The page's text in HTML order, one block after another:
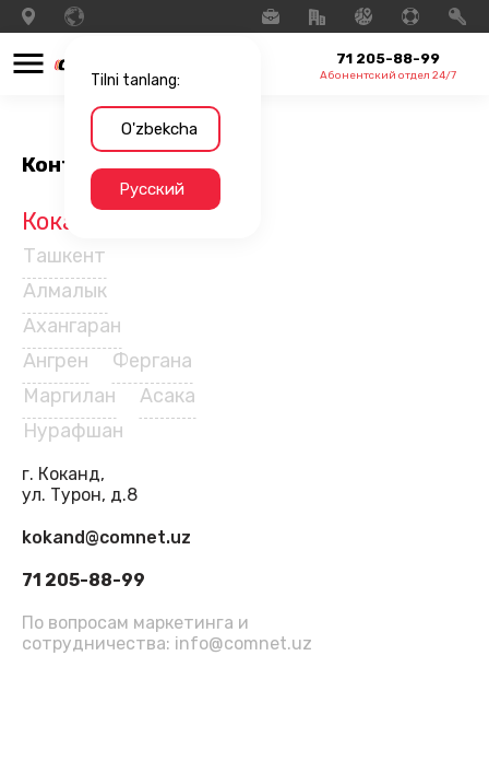
Tilni tanlang:
O'zbekcha
Русский
71 205-88-99
Абонентский отдел 24/7
Контакты
Коканд
Ташкент
Алмалык
Ахангаран
Ангрен
Фергана
Маргилан
Асака
Нурафшан
г. Коканд,
ул. Турон, д.8
kokand@comnet.uz
71 205-88-99
По вопросам маркетинга и
сотрудничества: info@comnet.uz